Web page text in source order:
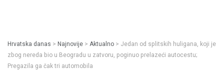
Hrvatska danas > Najnovije > Aktualno > Jedan od splitskih huligana, koji je
zbog nereda bio u Beogradu u zatvoru, poginuo prelazeći autocestu;
Pregazila ga čak tri automobila